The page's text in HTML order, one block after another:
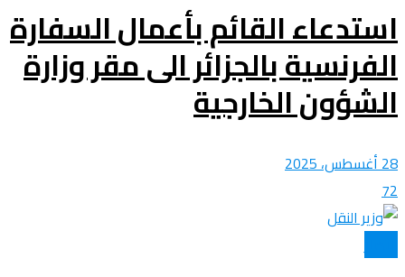
استدعاء القائم بأعمال السفارة
الفرنسية بالجزائر الى مقر وزارة
الشؤون الخارجية
28 أغسطس، 2025
72